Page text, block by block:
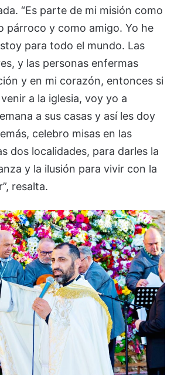
“Es parte de mi misión como
párroco y como amigo. Yo he
para todo el mundo. Las
y las personas enfermas
y en mi corazón, entonces si
a la iglesia, voy yo a
a sus casas y así les doy
celebro misas en las
dos localidades, para darles la
y la ilusión para vivir con la
resalta.